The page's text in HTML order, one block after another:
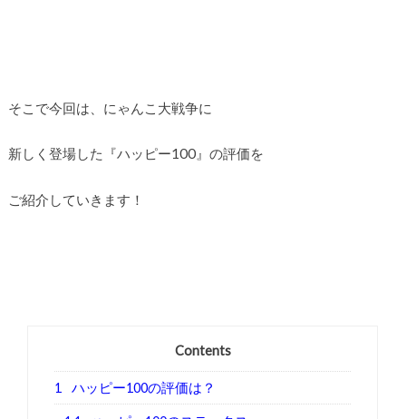
そこで今回は、にゃんこ大戦争に
新しく登場した『ハッピー100』の評価を
ご紹介していきます！
Contents
1 ハッピー100の評価は？